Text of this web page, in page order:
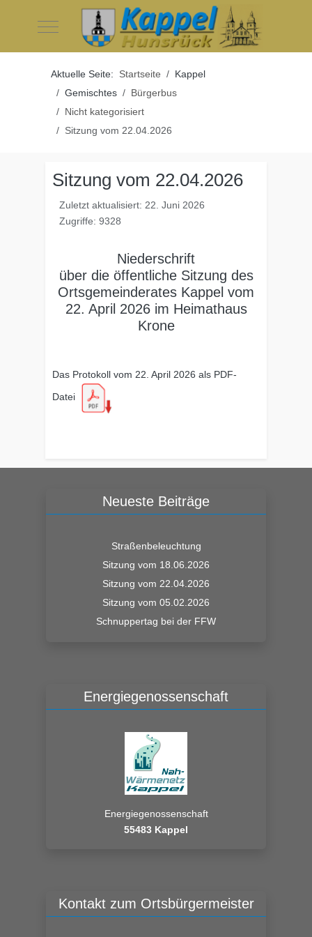
Mobile Menu Toggle
Aktuelle Seite: Startseite
Kappel
Gemischtes
Bürgerbus
Nicht kategorisiert
Sitzung vom 22.04.2026
Sitzung vom 22.04.2026
Zuletzt aktualisiert: 22. Juni 2026
Zugriffe: 9328
Niederschrift
über die öffentliche Sitzung des
Ortsgemeinderates Kappel vom
22. April 2026 im Heimathaus
Krone
Das Protokoll vom 22. April 2026 als PDF-
Datei
Neueste Beiträge
Straßenbeleuchtung
Sitzung vom 18.06.2026
Sitzung vom 22.04.2026
Sitzung vom 05.02.2026
Schnuppertag bei der FFW
Energiegenossenschaft
Energiegenossenschaft
55483 Kappel
Kontakt zum Ortsbürgermeister